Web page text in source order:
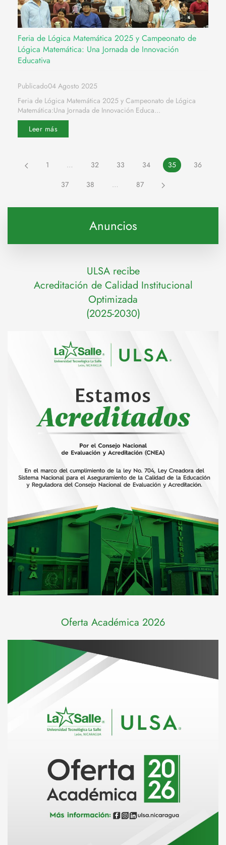
Feria de Lógica Matemática 2025 y Campeonato de
Lógica Matemática: Una Jornada de Innovación
Educativa
Publicado04 Agosto 2025
Feria de Lógica Matemática 2025 y Campeonato de Lógica
Matemática:Una Jornada de Innovación Educa...
Leer más
1 … 32 33 34 35
36
37
38 … 87
Anuncios
ULSA recibe
Acreditación de Calidad Institucional
Optimizada
(2025-2030)
Oferta Académica 2026